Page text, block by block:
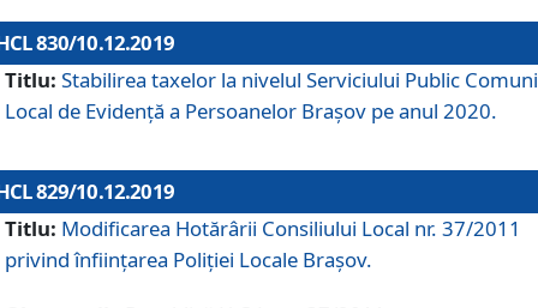
830/10.12.2019
Titlu: Stabilirea taxelor la nivelul Serviciului Public
Local de Evidenţă a Persoanelor Braşov pe anul 2020.
829/10.12.2019
Titlu: Modificarea Hotărârii Consiliului Local nr. 37/2011
privind înființarea Poliției Locale Brașov.